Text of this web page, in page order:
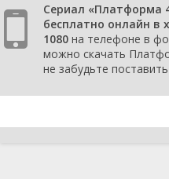
Сериал «Платформа
бесплатно онлайн в
1080 на телефоне в
можно скачать
не забудьте